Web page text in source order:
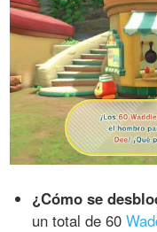
¿Cómo se
un total de 60